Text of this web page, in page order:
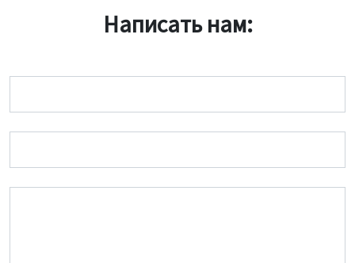
Написать нам: